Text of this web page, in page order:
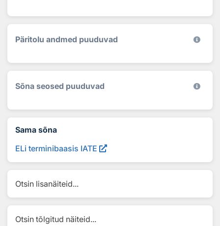
Päritolu andmed puuduvad
Sõna seosed puuduvad
Sama sõna
ELi terminibaasis IATE
Otsin lisanäiteid...
Otsin tõlgitud näiteid...